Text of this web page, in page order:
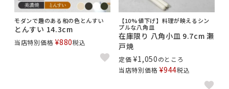
モダンで趣のある和の色とんすい
とんすい 14.3cm
当店特別価格 ¥880税込
【10%値下げ】料理が映えるシン
プルな八角皿
在庫限り 八角小皿 9.7cm 瀬
戸焼
定価 ¥1,050のところ
当店特別価格 ¥944税込